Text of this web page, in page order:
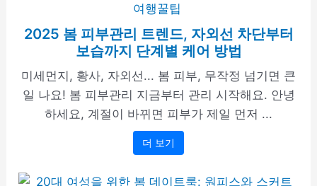
여행꿀팁
2025 봄 피부관리 트렌드, 자외선 차단부터
보습까지 단계별 케어 방법
미세먼지, 황사, 자외선... 봄 피부, 무작정 넘기면 큰
일 나요! 봄 피부관리 지금부터 관리 시작해요. 안녕
하세요, 계절이 바뀌면 피부가 제일 먼저 ...
더 보기